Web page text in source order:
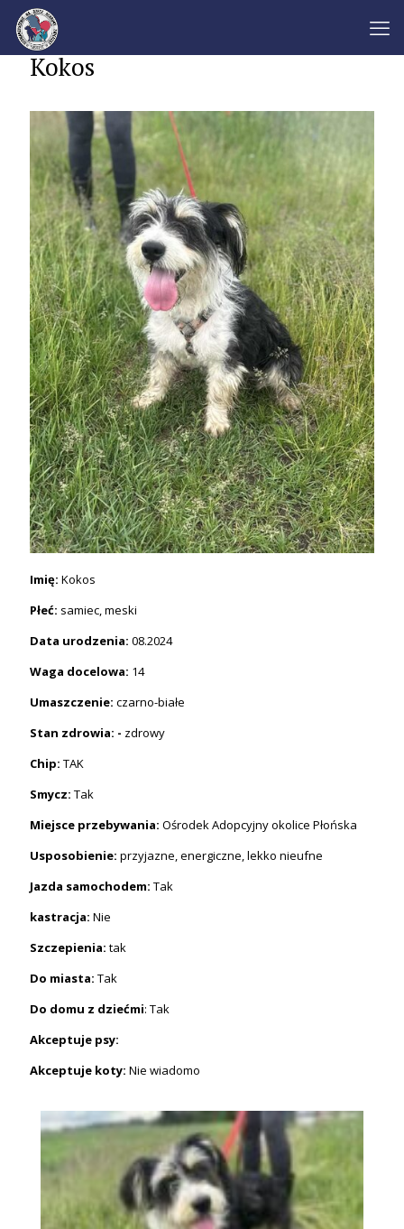
Kokos
Imię: Kokos
Płeć: samiec, meski
Data urodzenia: 08.2024
Waga docelowa: 14
Umaszczenie: czarno-białe
Stan zdrowia: - zdrowy
Chip: TAK
Smycz: Tak
Miejsce przebywania: Ośrodek Adopcyjny okolice Płońska
Usposobienie: przyjazne, energiczne, lekko nieufne
Jazda samochodem: Tak
kastracja: Nie
Szczepienia: tak
Do miasta: Tak
Do domu z dziećmi: Tak
Akceptuje psy:
Akceptuje koty: Nie wiadomo